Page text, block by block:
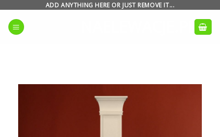
content
ADD ANYTHING HERE OR JUST REMOVE IT...
NAELEWACJE.PL